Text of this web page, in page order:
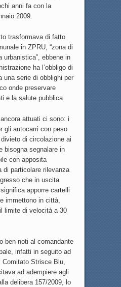
anni fa con la
2009.
trasformava di fatto
in ZPRU, “zona di
urbanistica”, ebbene in
ha l’obbligo di
una serie di obblighi per
onde preservare
e la salute pubblica.
attuati ci sono: i
gli autocarri con peso
di circolazione ai
bisogna segnalare in
con apposita
di particolare rilevanza
che in uscita
apporre cartelli
immettono in città,
limite di velocità a 30
ben noti al comandante
infatti in seguito ad
Comitato Strisce Blu,
ad adempiere agli
delibera 157/2009, lo